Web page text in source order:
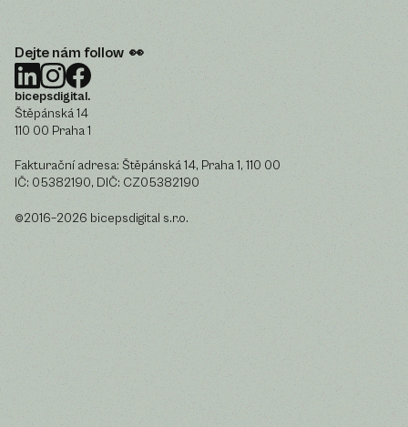
bicepsdigital.
Štěpánská 14
110 00 Praha 1
Fakturační adresa: Štěpánská 14, Praha 1, 110 00
IČ: 05382190, DIČ: CZ05382190
©2016–2026 bicepsdigital s.r.o.
Dejte nám follow 👀